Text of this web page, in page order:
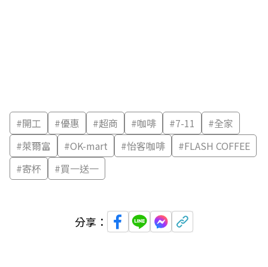
#開工 #優惠 #超商 #咖啡 #7-11 #全家
#萊爾富 #OK-mart #怡客咖啡 #FLASH COFFEE
#寄杯 #買一送一
分享：